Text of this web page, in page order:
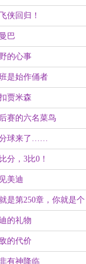
侠回归！
巴
的心事
是始作俑者
贾米森
赛的六名菜鸟
分球来了……
分，3比0！
美迪
是第250章，你就是个
的礼物
的代价
有神降临